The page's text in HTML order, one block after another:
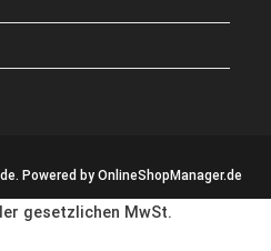
Powered by OnlineShopManager.de
gesetzlichen MwSt.